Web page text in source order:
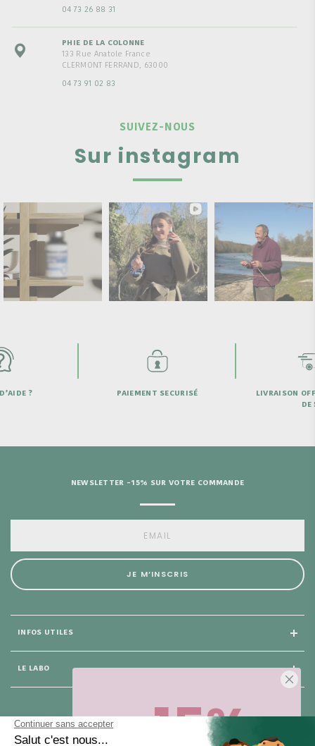
04 73 26 88 31
PHIE DE LA COLONNE
133 Rue Anatole France
CLERMONT FERRAND, 63000
04 73 91 02 83
SUIVEZ-NOUS
Sur instagram
SECURISÉ
LIVRAISON OFFERTE À PARTIR
SATISFAIT
INFOS UTILES
LE LABO
NEWSLETTER -15% SUR VOTRE COMMANDE
JE M’INSCRIS
-15%